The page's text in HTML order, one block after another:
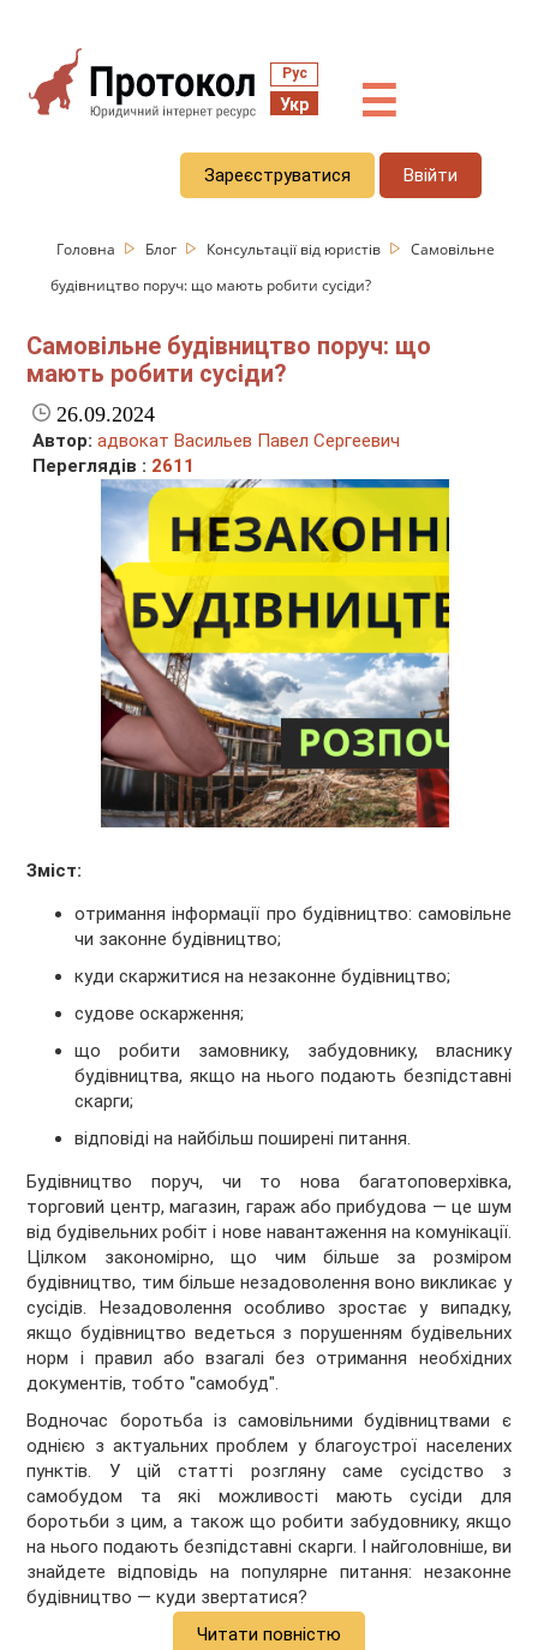
Рус
Укр ☰
Зареєструватися Ввійти
Головна Блог Консультації від юристів
Самовільне
будівництво поруч: що мають робити сусіди?
Самовільне будівництво поруч: що
мають робити сусіди?
26.09.2024
Автор: адвокат Васильев Павел Сергеевич
Переглядів : 2611
Зміст:
отримання інформації про будівництво: самовільне
чи законне будівництво;
куди скаржитися на незаконне будівництво;
судове оскарження;
що робити замовнику, забудовнику, власнику
будівництва, якщо на нього подають безпідставні
скарги;
відповіді на найбільш поширені питання.
Будівництво поруч, чи то нова багатоповерхівка,
торговий центр, магазин, гараж або прибудова — це шум
від будівельних робіт і нове навантаження на комунікації.
Цілком закономірно, що чим більше за розміром
будівництво, тим більше незадоволення воно викликає у
сусідів. Незадоволення особливо зростає у випадку,
якщо будівництво ведеться з порушенням будівельних
норм і правил або взагалі без отримання необхідних
документів, тобто "самобуд".
Водночас боротьба із самовільними будівництвами є
однією з актуальних проблем у благоустрої населених
пунктів. У цій статті розгляну саме сусідство з
самобудом та які можливості мають сусіди для
боротьби з цим, а також що робити забудовнику, якщо
на нього подають безпідставні скарги. І найголовніше, ви
знайдете відповідь на популярне питання: незаконне
будівництво — куди звертатися?
Читати повністю